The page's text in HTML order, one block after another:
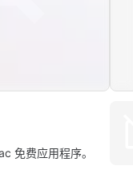
免费应用程序。